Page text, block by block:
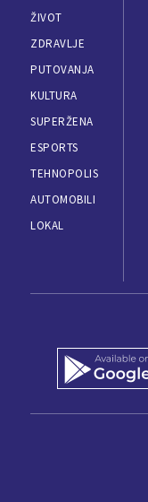
ŽIVOT
ZDRAVLJE
PUTOVANJA
KULTURA
SUPERŽENA
ESPORTS
TEHNOPOLIS
AUTOMOBILI
LOKAL